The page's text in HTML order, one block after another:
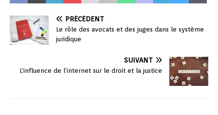
PRÉCÉDENT
Le rôle des avocats et des juges dans le système
juridique
SUIVANT
L’influence de l’internet sur le droit et la justice